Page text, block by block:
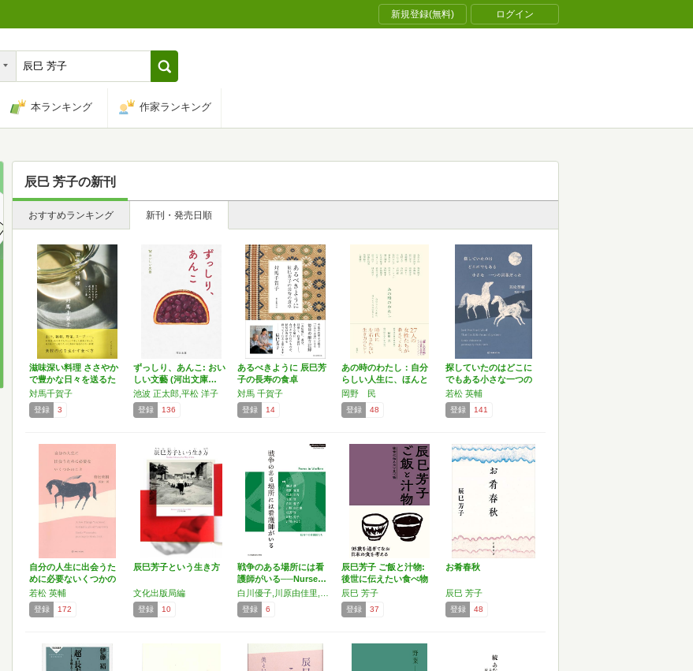
新規登録(無料) ログイン
本ランキング 作家ランキング
辰巳 芳子の新刊
おすすめランキング 新刊・発売日順
滋味深い料理 ささやか
で豊かな日々を送るた
め…
対馬千賀子
登録 3
ずっしり、あんこ: おい
しい文藝 (河出文庫…
池波 正太郎,平松 洋子
登録 136
あるべきように 辰巳芳
子の長寿の食卓
対馬 千賀子
登録 14
あの時のわたし：自分
らしい人生に、ほんと
うに…
岡野 民
登録 48
探していたのはどこに
でもある小さな一つの
言葉…
若松 英輔
登録 141
自分の人生に出会うた
めに必要ないくつかの
こと
若松 英輔
登録 172
辰巳芳子という生き方
文化出版局編
登録 10
戦争のある場所には看
護師がいる──Nurse…
登録 6
辰巳芳子 ご飯と汁物:
後世に伝えたい食べ物
辰巳 芳子
登録 37
お肴春秋
辰巳 芳子
登録 48